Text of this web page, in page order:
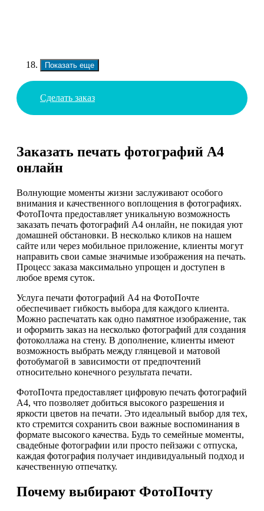
Показать еще
Сделать заказ
Заказать печать фотографий А4
онлайн
Волнующие моменты жизни заслуживают особого
внимания и качественного воплощения в фотографиях.
ФотоПочта предоставляет уникальную возможность
заказать печать фотографий А4 онлайн, не покидая уют
домашней обстановки. В несколько кликов на нашем
сайте или через мобильное приложение, клиенты могут
направить свои самые значимые изображения на печать.
Процесс заказа максимально упрощен и доступен в
любое время суток.
Услуга печати фотографий А4 на ФотоПочте
обеспечивает гибкость выбора для каждого клиента.
Можно распечатать как одно памятное изображение, так
и оформить заказ на несколько фотографий для создания
фотоколлажа на стену. В дополнение, клиенты имеют
возможность выбрать между глянцевой и матовой
фотобумагой в зависимости от предпочтений
относительно конечного результата печати.
ФотоПочта предоставляет цифровую печать фотографий
А4, что позволяет добиться высокого разрешения и
яркости цветов на печати. Это идеальный выбор для тех,
кто стремится сохранить свои важные воспоминания в
формате высокого качества. Будь то семейные моменты,
свадебные фотографии или просто пейзажи с отпуска,
каждая фотография получает индивидуальный подход и
качественную отпечатку.
Почему выбирают ФотоПочту